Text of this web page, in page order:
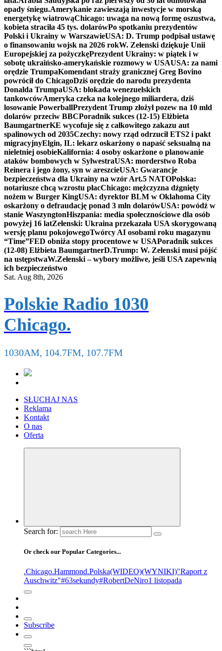
opady śniegu.Amerykanie zawieszają inwestycje w morską
energetykę wiatrowąChicago: uwaga na nową formę oszustwa,
kobieta straciła 45 tys. dolarówPo spotkaniu prezydentów
Polski i Ukrainy w WarszawieUSA: D. Trump podpisał ustawę
o finansowaniu wojsk na 2026 rokW. Zełenski dziękuje Unii
Europejskiej za pożyczkęPrezydent Ukrainy: w piątek i w
sobotę ukraińsko-amerykańskie rozmowy w USAUSA: za nami
orędzie TrumpaKomendant straży granicznej Greg Bovino
powrócił do ChicagoDziś orędzie do narodu prezydenta
Donalda TrumpaUSA: blokada wenezuelskich
tankowcówAmeryka czeka na kolejnego miliardera, dziś
losowanie PowerballPrezydent Trump złożył pozew na 10 mld
dolarów przeciw BBCPoradnik sukces (12-15) Elżbieta
BaumgartnerKE wycofuje się z całkowitego zakazu aut
spalinowych od 2035Czechy: nowy rząd odrzucił ETS2 i pakt
migracyjnyElgin, IL: lekarz oskarżony o napaść seksualną na
nieletniej osobieKalifornia: 4 osoby oskarżone o planowanie
ataków bombowych w SylwestraUSA: morderstwo Roba
Reinera i jego żony, syn w areszcieUSA: Gwarancje
bezpieczeństwa dla Ukrainy na wzór Art.5 NATOPolska:
notariusze chcą wzrostu płacChicago: mężczyzna dźgnięty
nożem w Burger KingUSA: dyrektor BLM w Oklahoma City
oskarżony o defraudację ponad 3 mln dolarówUSA: powódź w
stanie WaszyngtonHiszpania: media społecznościowe dla osób
powyżej 16 latZełenski: Ukraina przekazała USA skorygowaną
wersję planu pokojowegoTwórcy AI osobami roku magazynu
“Time”FED obniża stopy procentowe w USAPoradnik sukces
(12-08) Elżbieta BaumgartnerD.Trump: W. Zełenski musi pójść
na ustępstwaW.Zełenski – wybory możliwe, jeśli USA zapewnią
ich bezpieczeństwo
Sat. Aug 8th, 2026
Polskie Radio 1030
Chicago.
1030AM, 104.7FM, 107.7FM
SŁUCHAJ NAS
Reklama
Kontakt
O nas
Oferta
Search for:
Or check our Popular Categories...
.Chicago.Hammond.Polska(WIDEO)(WYNIKI)"Raport z
Auschwitz"#63sekundy#RobertDeNiro1 listopada
Subscribe